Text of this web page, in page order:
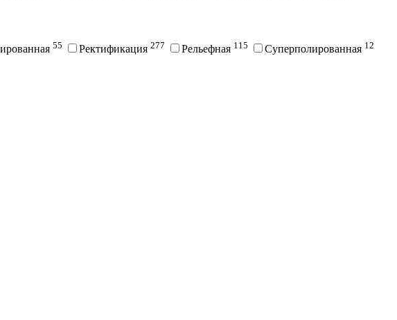
55 Ректификация 277 Рельефная 115 Суперполированная 12